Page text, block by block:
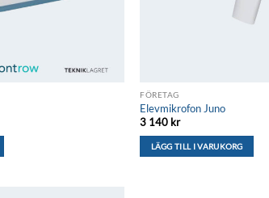
FÖRETAG
Elevmikrofon Juno
3 140 kr
LÄGG TILL I VARUKORG